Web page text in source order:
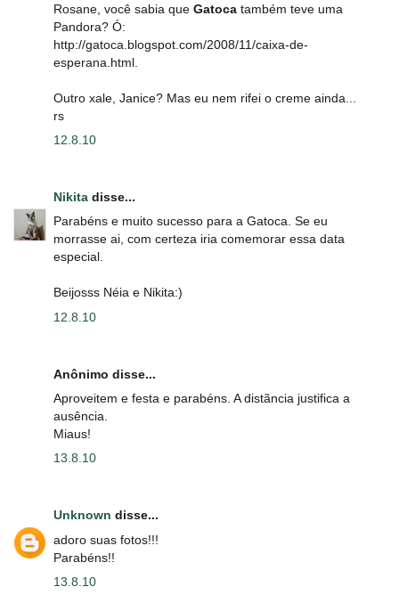
Rosane, você sabia que Gatoca também teve uma
Pandora? Ó:
http://gatoca.blogspot.com/2008/11/caixa-de-
esperana.html.
Outro xale, Janice? Mas eu nem rifei o creme ainda...
rs
12.8.10
Nikita disse...
Parabéns e muito sucesso para a Gatoca. Se eu
morrasse ai, com certeza iria comemorar essa data
especial.
Beijosss Néia e Nikita:)
12.8.10
Anônimo disse...
Aproveitem e festa e parabéns. A distãncia justifica a
ausência.
Miaus!
13.8.10
Unknown disse...
adoro suas fotos!!!
Parabéns!!
13.8.10